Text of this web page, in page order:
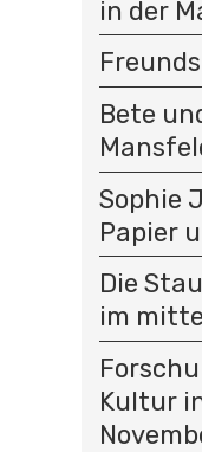
in der
Bete
Sophie
Papier
Die
im
Kultur